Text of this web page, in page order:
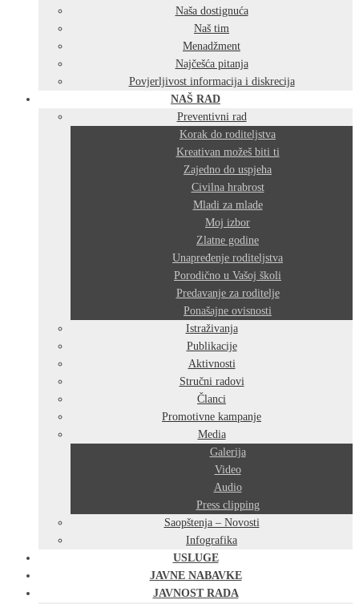
Naša dostignuća
Naš tim
Menadžment
Najčešća pitanja
Povjerljivost informacija i diskrecija
NAŠ RAD
Preventivni rad
Korak do roditeljstva
Kreativan možeš biti ti
Zajedno do uspjeha
Civilna hrabrost
Mladi za mlade
Moj izbor
Zlatne godine
Unapređenje roditeljstva
Porodično u Vašoj školi
Predavanje za roditelje
Ponašajne ovisnosti
Istraživanja
Publikacije
Aktivnosti
Stručni radovi
Članci
Promotivne kampanje
Media
Galerija
Video
Audio
Press clipping
Saopštenja – Novosti
Infografika
USLUGE
JAVNE NABAVKE
JAVNOST RADA